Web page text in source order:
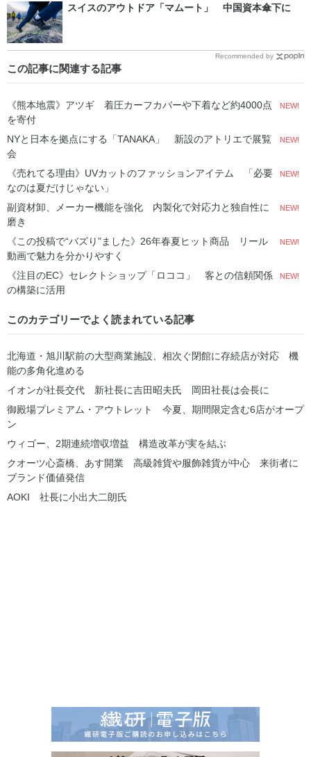
スイスのアウトドア「マムート」 中国資本傘下に
Recommended by
この記事に関連する記事
《熊本地震》アツギ 着圧カーフカバーや下着など約4000点
を寄付
NEW!
NYと日本を拠点にする「TANAKA」 新設のアトリエで展覧
会
NEW!
《売れてる理由》UVカットのファッションアイテム 「必要
なのは夏だけじゃない」
NEW!
副資材卸、メーカー機能を強化 内製化で対応力と独自性に
磨き
NEW!
《この投稿で“バズり”ました》26年春夏ヒット商品 リール
動画で魅力を分かりやすく
NEW!
《注目のEC》セレクトショップ「ロココ」 客との信頼関係
の構築に活用
NEW!
このカテゴリーでよく読まれている記事
北海道・旭川駅前の大型商業施設、相次ぐ閉館に存続店が対応 機
能の多角化進める
イオンが社長交代 新社長に吉田昭夫氏 岡田社長は会長に
御殿場プレミアム・アウトレット 今夏、期間限定含む6店がオープ
ン
ウィゴー、2期連続増収増益 構造改革が実を結ぶ
クオーツ心斎橋、あす開業 高級雑貨や服飾雑貨が中心 来街者に
ブランド価値発信
AOKI 社長に小出大二朗氏